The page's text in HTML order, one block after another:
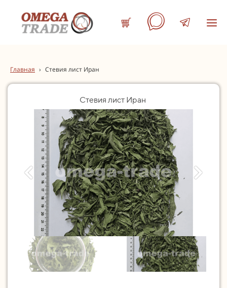
Главная › Стевия лист Иран
Стевия лист Иран